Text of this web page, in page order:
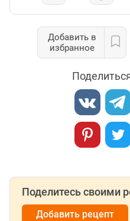
Добавить в
избранное
Поделитесь своими
Добавить рецепт